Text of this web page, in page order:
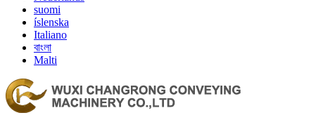
suomi
íslenska
Italiano
বাংলা
Malti